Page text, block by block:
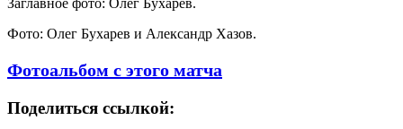
Заглавное фото: Олег Бухарев.
Фото: Олег Бухарев и Александр Хазов.
Фотоальбом с этого матча
Поделиться ссылкой: